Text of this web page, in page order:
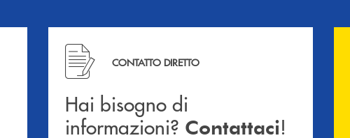
Hai bisogno di informazioni? Contattaci !
CONTATTO DIRETTO
Hai bisogno di
informazioni? Contattaci!